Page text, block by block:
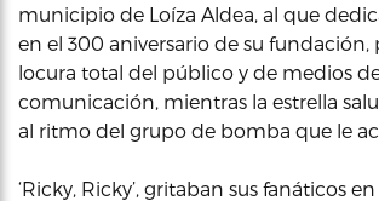
municipio de Loíza Aldea, al que
en el 300 aniversario de su fundación,
locura total del público y de medios
comunicación, mientras la estrella
al ritmo del grupo de bomba que le
‘Ricky, Ricky’, gritaban sus fanáticos